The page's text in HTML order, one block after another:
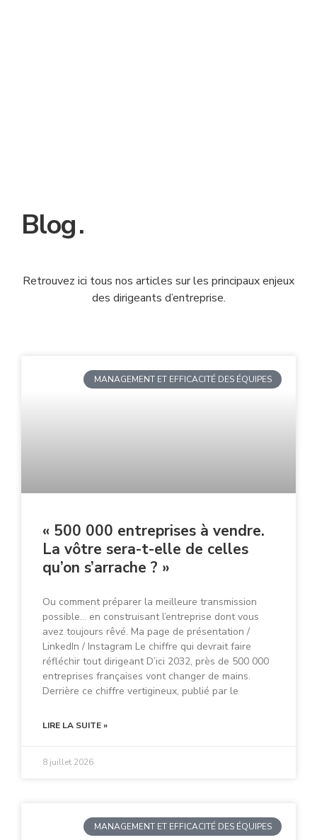
Blog.
Retrouvez ici tous nos articles sur les principaux enjeux
des dirigeants d’entreprise.
MANAGEMENT ET EFFICACITÉ DES ÉQUIPES
« 500 000 entreprises à vendre.
La vôtre sera-t-elle de celles
qu’on s’arrache ? »
Ou comment préparer la meilleure transmission
possible… en construisant l’entreprise dont vous
avez toujours rêvé. Ma page de présentation /
LinkedIn / Instagram Le chiffre qui devrait faire
réfléchir tout dirigeant D’ici 2032, près de 500 000
entreprises françaises vont changer de mains.
Derrière ce chiffre vertigineux, publié par le
LIRE LA SUITE »
8 juillet 2026
MANAGEMENT ET EFFICACITÉ DES ÉQUIPES